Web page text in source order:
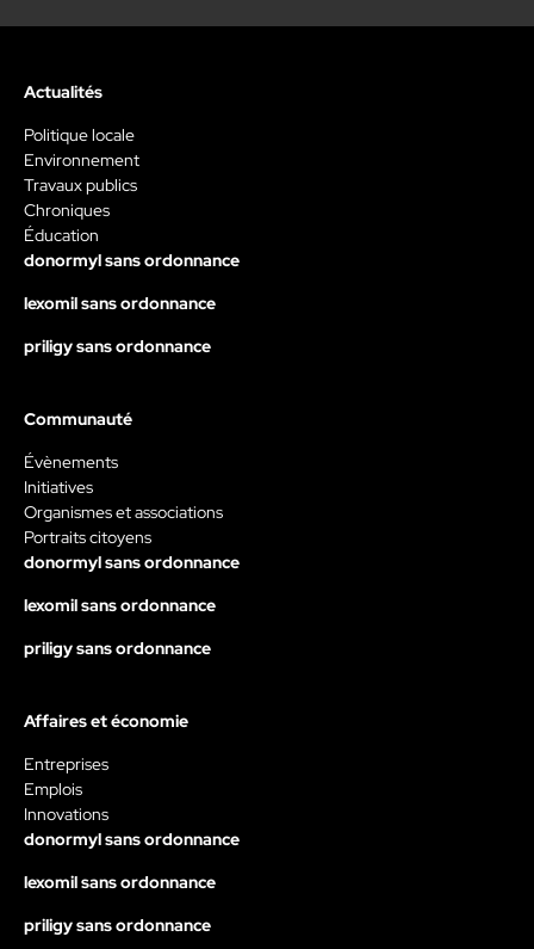
Actualités
Politique locale
Environnement
Travaux publics
Chroniques
Éducation
donormyl sans ordonnance
lexomil sans ordonnance
priligy sans ordonnance
Communauté
Évènements
Initiatives
Organismes et associations
Portraits citoyens
donormyl sans ordonnance
lexomil sans ordonnance
priligy sans ordonnance
Affaires et économie
Entreprises
Emplois
Innovations
donormyl sans ordonnance
lexomil sans ordonnance
priligy sans ordonnance